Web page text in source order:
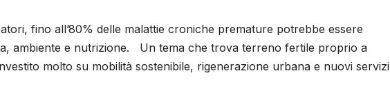
fino all’80% delle malattie croniche premature potrebbe essere
ambiente e nutrizione. Un tema che trova terreno fertile proprio a
molto su mobilità sostenibile, rigenerazione urbana e nuovi servizi